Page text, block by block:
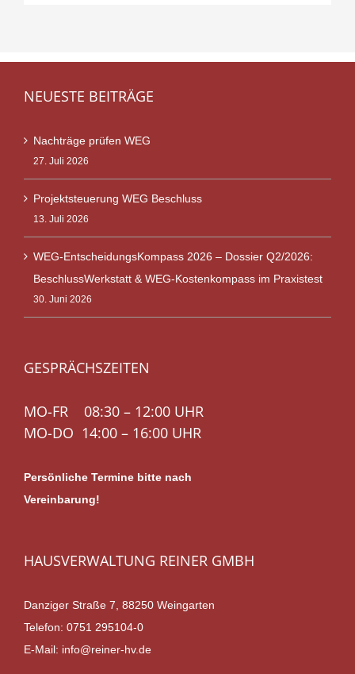
NEUESTE BEITRÄGE
Nachträge prüfen WEG
27. Juli 2026
Projektsteuerung WEG Beschluss
13. Juli 2026
WEG-EntscheidungsKompass 2026 – Dossier Q2/2026:
BeschlussWerkstatt & WEG-Kostenkompass im Praxistest
30. Juni 2026
GESPRÄCHSZEITEN
MO-FR 08:30 – 12:00 UHR
MO-DO 14:00 – 16:00 UHR
Persönliche Termine bitte nach
Vereinbarung!
HAUSVERWALTUNG REINER GMBH
Danziger Straße 7, 88250 Weingarten
Telefon: 0751 295104-0
E-Mail: info@reiner-hv.de